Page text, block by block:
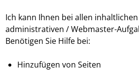
Ich kann Ihnen bei allen
administrativen / Webmaster-
Benötigen Sie Hilfe bei:
Hinzufügen von Seiten